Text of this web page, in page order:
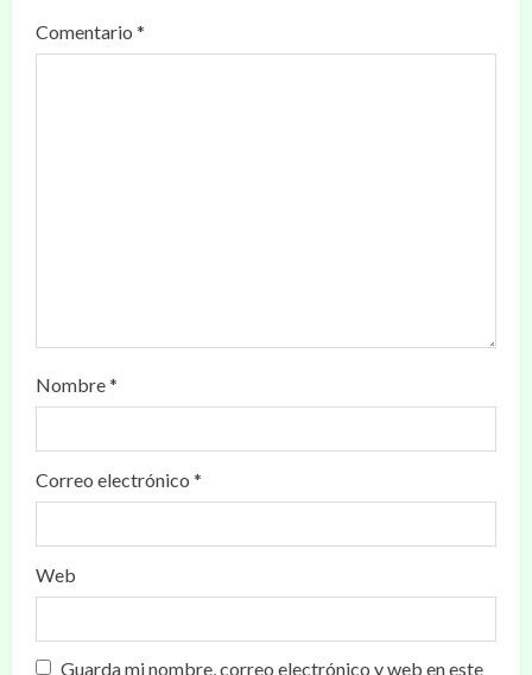
Comentario *
Nombre*
Correo electrónico *
Web
Guarda mi nombre, correo electrónico y web en este